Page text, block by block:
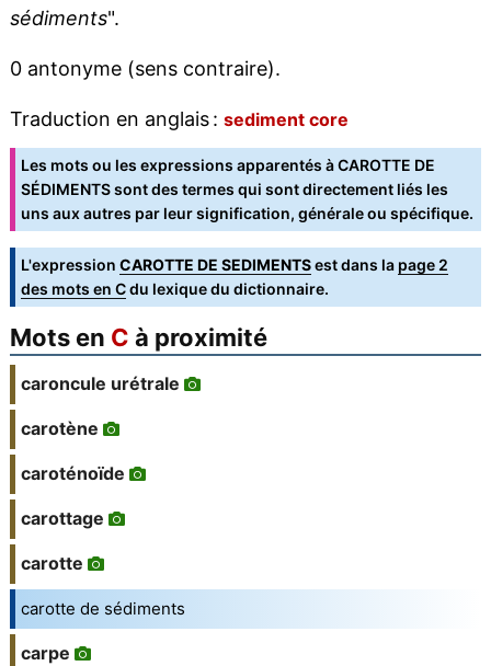
sédiments".
0 antonyme (sens contraire).
Traduction en anglais : sediment core
Les mots ou les expressions apparentés à CAROTTE DE
SÉDIMENTS sont des termes qui sont directement liés les
uns aux autres par leur signification, générale ou spécifique.
L'expression CAROTTE DE SEDIMENTSest dans la page 2
des mots en Cdu lexique du dictionnaire.
Mots en C à proximité
caroncule urétrale
carotène
caroténoïde
carottage
carotte
carotte de sédiments
carpe